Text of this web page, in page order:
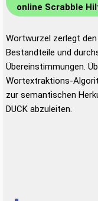
online Scrabble
Wortwurzel zerlegt
Bestandteile und
Übereinstimmungen.
Wortextraktions-
zur semantischen
DUCK abzuleiten.